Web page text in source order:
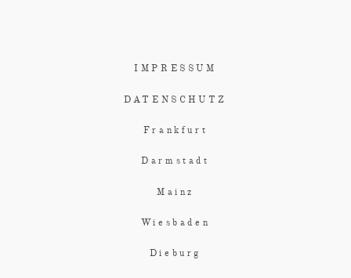
IMPRESSUM
DATENSCHUTZ
Frankfurt
Darmstadt
Mainz
Wiesbaden
Dieburg